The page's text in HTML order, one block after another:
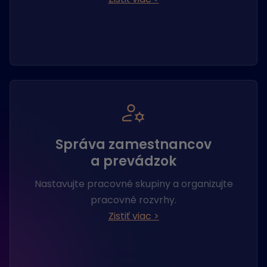
Správa zamestnancov
a prevádzok
Nastavujte pracovné skupiny a organizujte
pracovné rozvrhy.
Zistiť viac >